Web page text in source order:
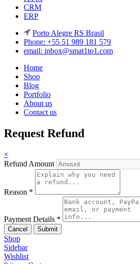
CRM
ERP
Porto Alegre RS Brasil
Phone: +55 51 989 181 579
email: inbox@smat1to1.com
Home
Shop
Blog
Portfolio
About us
Contact us
Request Refund
×
Refund Amount
Reason *
Payment Details *
Cancel Submit
Shop
Sidebar
Wishlist